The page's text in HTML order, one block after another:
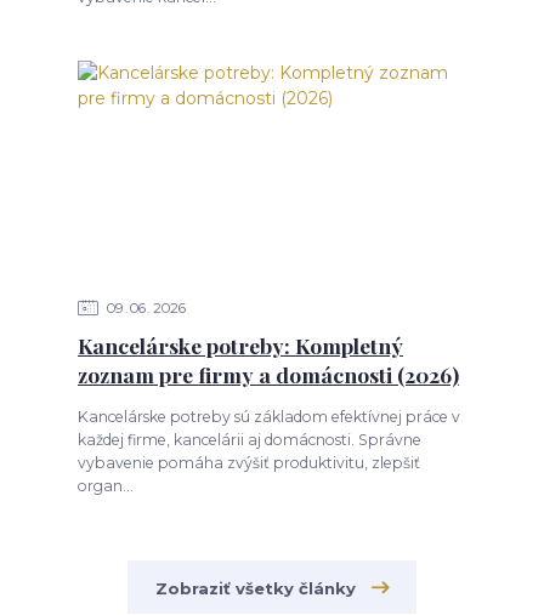
09 06 2026
Kancelárske potreby: Kompletný
zoznam pre firmy a domácnosti (2026)
Kancelárske potreby sú základom efektívnej práce v
každej firme, kancelárii aj domácnosti. Správne
vybavenie pomáha zvýšiť produktivitu, zlepšiť
organ...
Zobraziť všetky články